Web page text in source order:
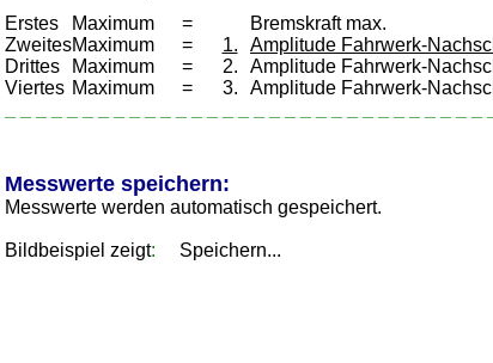
Erstes Maximum =
Bremskraft max.
ZweitesMaximum = 1.
Amplitude Fahrwerk-
Drittes
Maximum = 2.
Amplitude Fahrwerk-
Viertes Maximum = 3.
Amplitude Fahrwerk-
Messwerte speichern:
Messwerte werden automatisch gespeichert.
Bildbeispiel zeigt: Speichern...